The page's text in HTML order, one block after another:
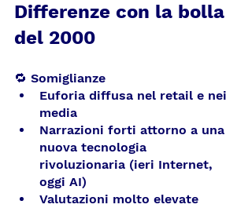
Differenze con la bolla
del 2000
🔁 Somiglianze
Euforia diffusa nel retail e nei
media
Narrazioni forti attorno a una
nuova tecnologia
rivoluzionaria (ieri Internet,
oggi AI)
Valutazioni molto elevate